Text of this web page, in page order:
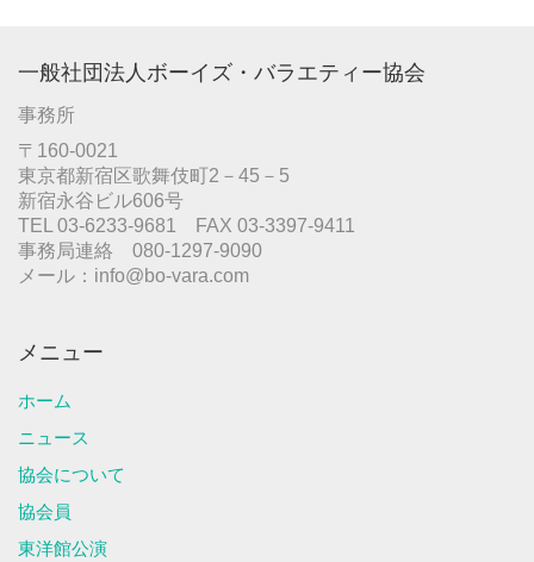
一般社団法人ボーイズ・バラエティー協会
事務所
〒160-0021
東京都新宿区歌舞伎町2－45－5
新宿永谷ビル606号
TEL 03-6233-9681 FAX 03-3397-9411
事務局連絡 080-1297-9090
メール：info@bo-vara.com
メニュー
ホーム
ニュース
協会について
協会員
東洋館公演